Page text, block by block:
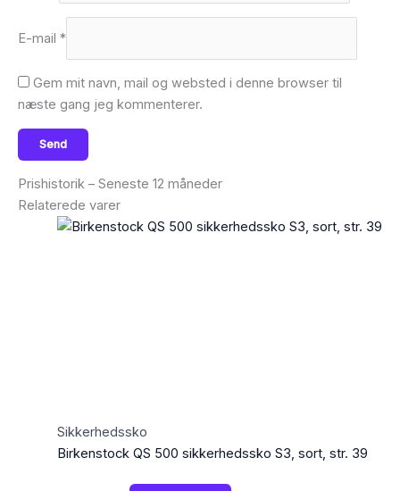
E-mail *
Gem mit navn, mail og websted i denne browser til
næste gang jeg kommenterer.
Prishistorik – Seneste 12 måneder
Relaterede varer
Sikkerhedssko
Birkenstock QS 500 sikkerhedssko S3, sort, str. 39